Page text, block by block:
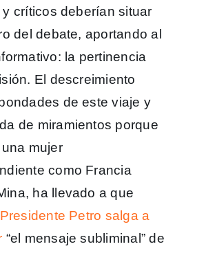
críticos deberían situar
del debate, aportando al
la pertinencia
El descreimiento
de este viaje y
de miramientos porque
mujer
como Francia
ha llevado a que
Presidente Petro salga a
“el mensaje subliminal” de